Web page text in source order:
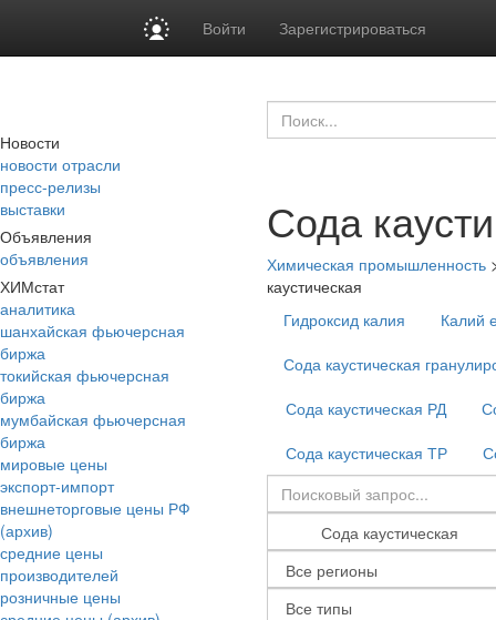
Войти Зарегистрироваться
Новости
новости отрасли
пресс-релизы
выставки
Объявления
объявления
ХИМстат
аналитика
шанхайская фьючерсная
биржа
токийская фьючерсная
биржа
мумбайская фьючерсная
биржа
мировые цены
экспорт-импорт
внешнеторговые цены РФ
(архив)
средние цены
производителей
розничные цены
Сода
Химическая промышленность
каустическая
Гидроксид калия
Калий
Сода каустическая
Сода каустическая РД
Сода каустическая ТР